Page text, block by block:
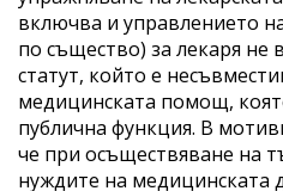
включва и управлението
по същество) за лекаря не
статут, който е
медицинската помощ,
публична функция. В
че при осъществяване на
нуждите на медицинската